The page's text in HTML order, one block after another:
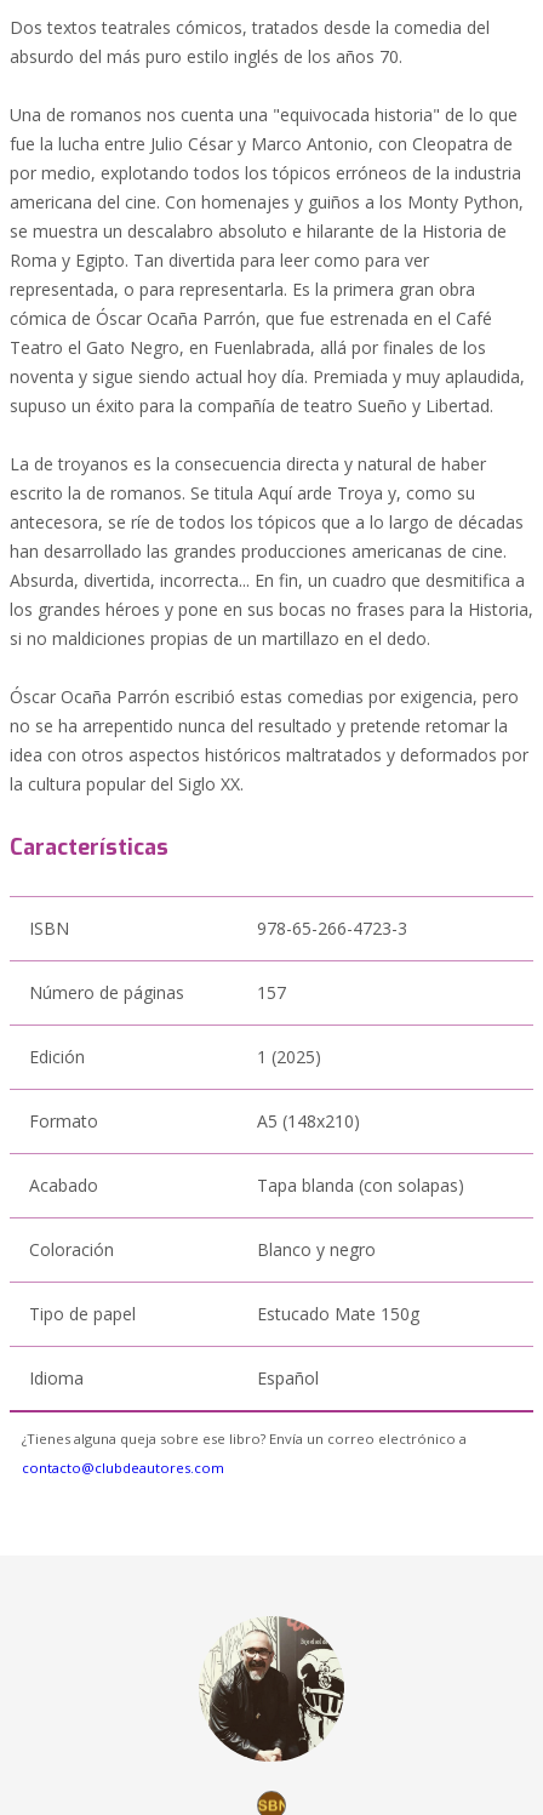
Dos textos teatrales cómicos, tratados desde la comedia del
absurdo del más puro estilo inglés de los años 70.
Una de romanos nos cuenta una "equivocada historia" de lo que
fue la lucha entre Julio César y Marco Antonio, con Cleopatra de
por medio, explotando todos los tópicos erróneos de la industria
americana del cine. Con homenajes y guiños a los Monty Python,
se muestra un descalabro absoluto e hilarante de la Historia de
Roma y Egipto. Tan divertida para leer como para ver
representada, o para representarla. Es la primera gran obra
cómica de Óscar Ocaña Parrón, que fue estrenada en el Café
Teatro el Gato Negro, en Fuenlabrada, allá por finales de los
noventa y sigue siendo actual hoy día. Premiada y muy aplaudida,
supuso un éxito para la compañía de teatro Sueño y Libertad.
La de troyanos es la consecuencia directa y natural de haber
escrito la de romanos. Se titula Aquí arde Troya y, como su
antecesora, se ríe de todos los tópicos que a lo largo de décadas
han desarrollado las grandes producciones americanas de cine.
Absurda, divertida, incorrecta... En fin, un cuadro que desmitifica a
los grandes héroes y pone en sus bocas no frases para la Historia,
si no maldiciones propias de un martillazo en el dedo.
Óscar Ocaña Parrón escribió estas comedias por exigencia, pero
no se ha arrepentido nunca del resultado y pretende retomar la
idea con otros aspectos históricos maltratados y deformados por
la cultura popular del Siglo XX.
Características
ISBN 978-65-266-4723-3
Número de páginas 157
Edición 1 (2025)
Formato A5 (148x210)
Acabado Tapa blanda (con solapas)
Coloración Blanco y negro
Tipo de papel Estucado Mate 150g
Idioma Español
¿Tienes alguna queja sobre ese libro? Envía un correo electrónico a
contacto@clubdeautores.com